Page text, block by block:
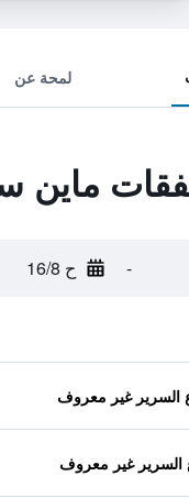
لمحة عن
ماين
- ح 16/8